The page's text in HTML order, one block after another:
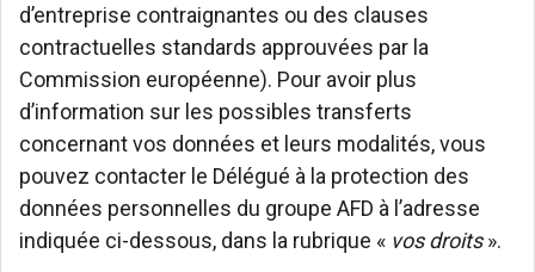
d’entreprise contraignantes ou des clauses
contractuelles standards approuvées par la
Commission européenne). Pour avoir plus
d’information sur les possibles transferts
concernant vos données et leurs modalités, vous
pouvez contacter le Délégué à la protection des
données personnelles du groupe AFD à l’adresse
indiquée ci-dessous, dans la rubrique « vos droits».